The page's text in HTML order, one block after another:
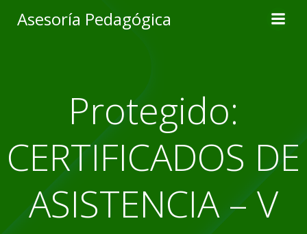
to
Asesoría Pedagógica
Protegido:
CERTIFICADOS DE
ASISTENCIA – V